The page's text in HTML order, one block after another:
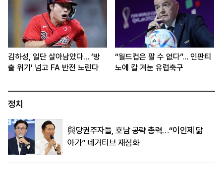
김하성, 일단 살아남았다… ‘방
출 위기’ 넘고 FA 반전 노린다
“월드컵은 팔 수 없다”… 인판티
노에 칼 겨눈 유럽축구
정치
與당권주자들, 호남 공략 총력…“이인제 닮
아가” 네거티브 재점화